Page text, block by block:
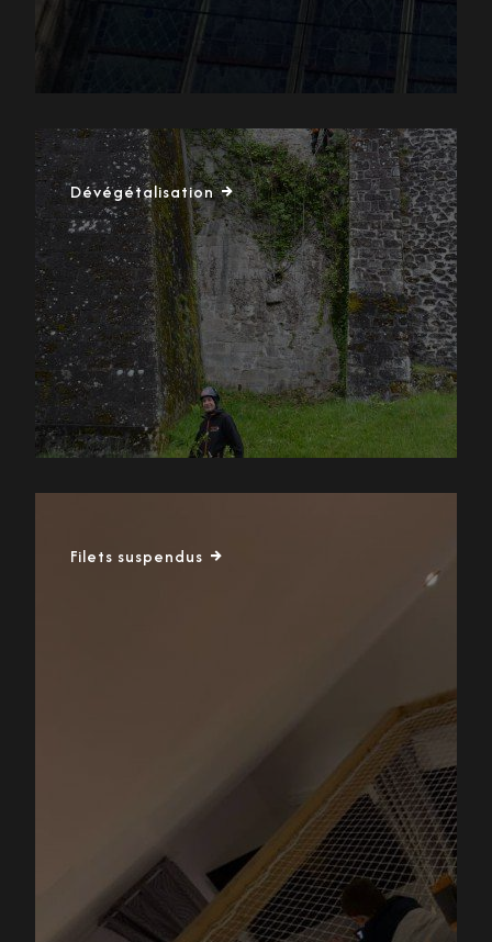
Dévégétalisation
Filets suspendus